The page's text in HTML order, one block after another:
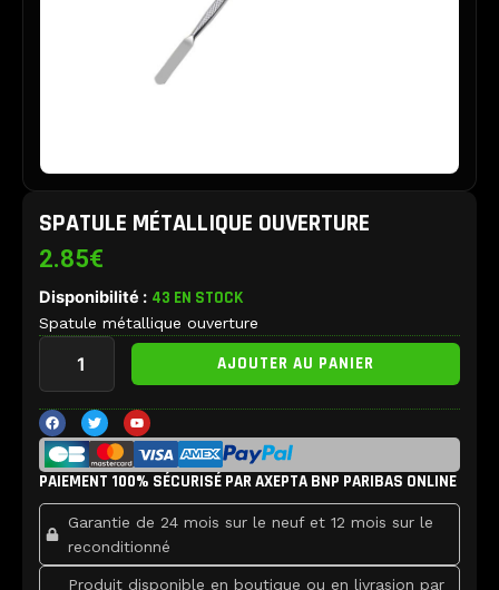
SPATULE MÉTALLIQUE OUVERTURE
2.85€
Disponibilité : 43 EN STOCK
Spatule métallique ouverture
quantité
Spatule
métallique
ouverture
AJOUTER AU PANIER
F
a
c
e
b
o
k
T
w
i
t
t
e
Y
o
u
t
u
b
PAIEMENT 100% SÉCURISÉ PAR AXEPTA BNP PARIBAS ONLINE
Garantie de 24 mois sur le neuf et 12 mois sur le
reconditionné
Produit disponible en boutique ou en livrasion par